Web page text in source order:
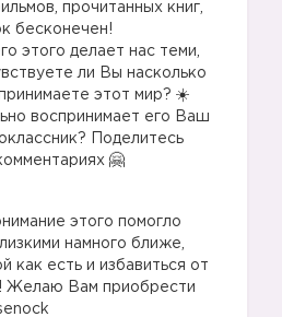
прочитанных книг,
бесконечен!
этого делает нас теми,
ли Вы насколько
этот мир?
воспринимает его Ваш
Поделитесь
этого помогло
намного ближе,
как есть и избавиться от
Желаю Вам приобрести